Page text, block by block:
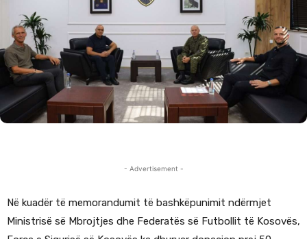
- Advertisement -
Në kuadër të memorandumit të bashkëpunimit ndërmjet
Ministrisë së Mbrojtjes dhe Federatës së Futbollit të Kosovës,